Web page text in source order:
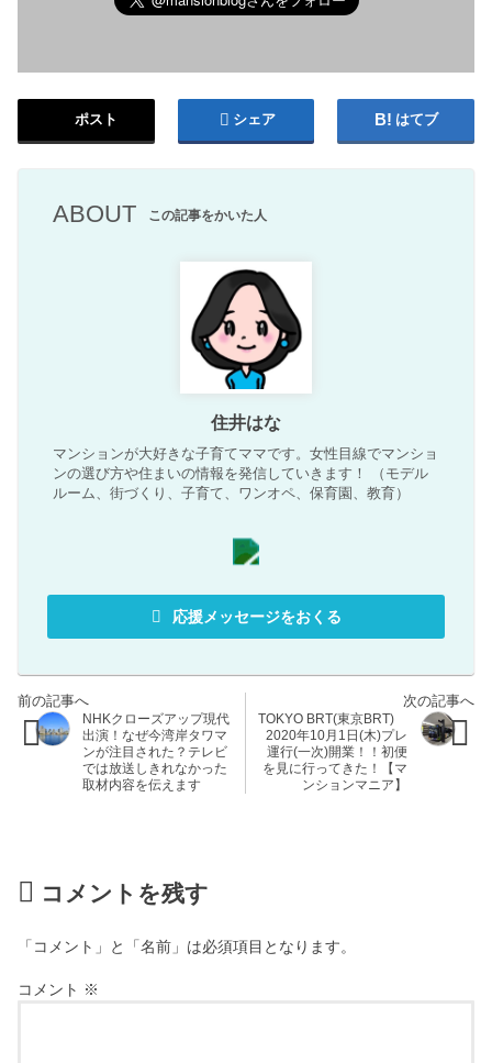
ポスト シェア はてブ
ABOUT この記事をかいた人
住井はな
マンションが大好きな子育てママです。女性目線でマンショ
ンの選び方や住まいの情報を発信していきます！ （モデル
ルーム、街づくり、子育て、ワンオペ、保育園、教育）
応援メッセージをおくる
NHKクローズアップ現代
出演！なぜ今湾岸タワマ
ンが注目された？テレビ
では放送しきれなかった
取材内容を伝えます
TOKYO BRT(東京BRT)
2020年10月1日(木)プレ
運行(一次)開業！！初便
を見に行ってきた！【マ
ンションマニア】
コメントを残す
「コメント」と「名前」は必須項目となります。
コメント ※